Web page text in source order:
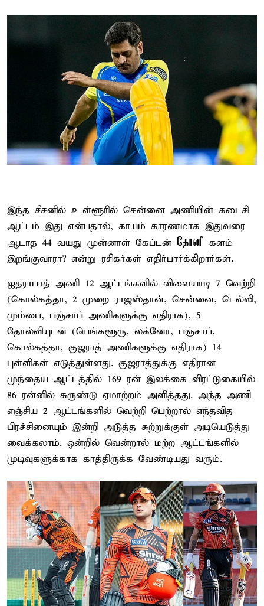
இந்த சீசனில் உள்ளூரில் சென்னை அணியின் கடைசி
ஆட்டம் இது என்பதால், காயம் காரணமாக இதுவரை
ஆடாத 44 வயது முன்னாள் கேப்டன் தோனி களம்
இறங்குவாரா? என்று ரசிகர்கள் எதிர்பார்க்கிறார்கள்.
ஐதராபாத் அணி 12 ஆட்டங்களில் விளையாடி 7 வெற்றி
(கொல்கத்தா, 2 முறை ராஜஸ்தான், சென்னை, டெல்லி,
மும்பை, பஞ்சாப் அணிகளுக்கு எதிராக), 5
தோல்வியுடன் (பெங்களூரு, லக்னோ, பஞ்சாப்,
கொல்கத்தா, குஜராத் அணிகளுக்கு எதிராக) 14
புள்ளிகள் எடுத்துள்ளது. குஜராத்துக்கு எதிரான
முந்தைய ஆட்டத்தில் 169 ரன் இலக்கை விரட்டுகையில்
86 ரன்னில் சுருண்டு ஏமாற்றம் அளித்தது. அந்த அணி
எஞ்சிய 2 ஆட்டங்களில் வெற்றி பெற்றால் எந்தவித
பிரச்சினையும் இன்றி அடுத்த சுற்றுக்குள் அடியெடுத்து
வைக்கலாம். ஒன்றில் வென்றால் மற்ற ஆட்டங்களில்
முடிவுகளுக்காக காத்திருக்க வேண்டியது வரும்.